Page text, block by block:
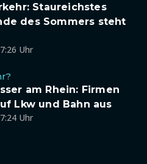
Staureichstes
des Sommers steht
Uhr
am Rhein: Firmen
Lkw und Bahn aus
Uhr